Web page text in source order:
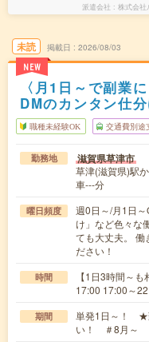
派遣会社 株式会
未読
NEW
掲載日 2026/08/03
〈月1日～で副業
DMのカンタン仕
職種未経験OK 交通費別途
勤務地 滋賀県草津市
草津(滋賀県)駅
車---分
曜日頻度
週0日～/月1日
け」など色々な
ても大丈夫。 働
ださい！
時間
【1日3時間～
17:00 17:00～
期間
単発1日～！ ★
い！ ＃8月～